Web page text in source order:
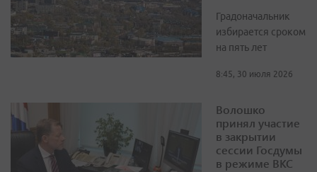
Градоначальник
избирается сроком
на пять лет
8:45, 30 июля 2026
Волошко
принял участие
в закрытии
сессии Госдумы
в режиме ВКС